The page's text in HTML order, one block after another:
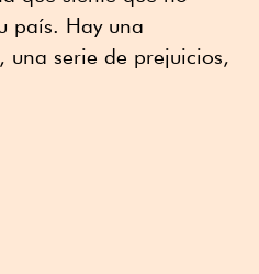
país. Hay una
serie de prejuicios,